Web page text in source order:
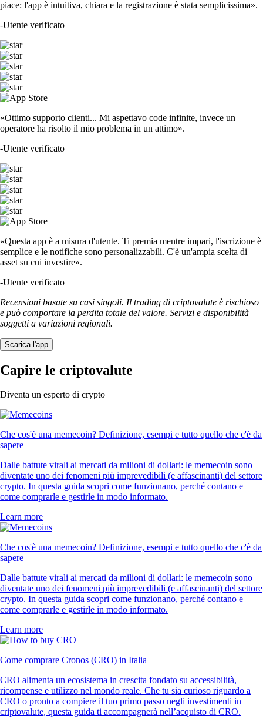
piace: l'app è intuitiva, chiara e la registrazione è stata semplicissima».
-Utente verificato
«Ottimo supporto clienti... Mi aspettavo code infinite, invece un
operatore ha risolto il mio problema in un attimo».
-Utente verificato
«Questa app è a misura d'utente. Ti premia mentre impari, l'iscrizione è
semplice e le notifiche sono personalizzabili. C'è un'ampia scelta di
asset su cui investire».
-Utente verificato
Recensioni basate su casi singoli. Il trading di criptovalute è rischioso
e può comportare la perdita totale del valore. Servizi e disponibilità
soggetti a variazioni regionali.
Scarica l'app
Capire le criptovalute
Diventa un esperto di crypto
Che cos'è una memecoin? Definizione, esempi e tutto quello che c'è da
sapere
Dalle battute virali ai mercati da milioni di dollari: le memecoin sono
diventate uno dei fenomeni più imprevedibili (e affascinanti) del settore
crypto. In questa guida scopri come funzionano, perché contano e
come comprarle e gestirle in modo informato.
Learn more
Che cos'è una memecoin? Definizione, esempi e tutto quello che c'è da
sapere
Dalle battute virali ai mercati da milioni di dollari: le memecoin sono
diventate uno dei fenomeni più imprevedibili (e affascinanti) del settore
crypto. In questa guida scopri come funzionano, perché contano e
come comprarle e gestirle in modo informato.
Learn more
Come comprare Cronos (CRO) in Italia
CRO alimenta un ecosistema in crescita fondato su accessibilità,
ricompense e utilizzo nel mondo reale. Che tu sia curioso riguardo a
CRO o pronto a compiere il tuo primo passo negli investimenti in
criptovalute, questa guida ti accompagnerà nell’acquisto di CRO.